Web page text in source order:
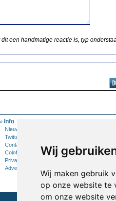
Wij
Wij maken gebruik
op onze website te
om onze website
een handmatige reactie is, typ
Info
Nieuwsbrief
Twitter
Contact
Colofon
Privacy
Adverteren